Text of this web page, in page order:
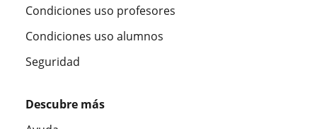
Condiciones uso profesores
Condiciones uso alumnos
Seguridad
Descubre más